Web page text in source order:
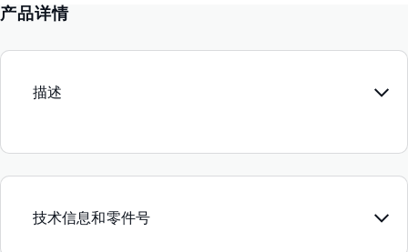
产品详情
描述
技术信息和零件号